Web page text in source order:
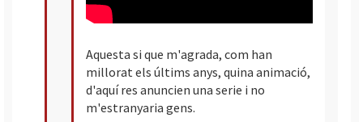
Aquesta si que m'agrada, com han
millorat els últims anys, quina animació,
d'aquí res anuncien una serie i no
m'estranyaria gens.